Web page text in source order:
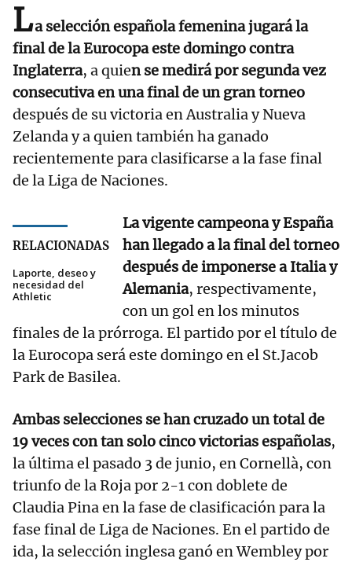
La selección española femenina jugará la
final de la Eurocopa este domingo contra
Inglaterra, a quien se medirá por segunda vez
consecutiva en una final de un gran torneo
después de su victoria en Australia y Nueva
Zelanda y a quien también ha ganado
recientemente para clasificarse a la fase final
de la Liga de Naciones.
RELACIONADAS
Laporte, deseo y
necesidad del
Athletic
La vigente campeona y España
han llegado a la final del torneo
después de imponerse a Italia y
Alemania, respectivamente,
con un gol en los minutos
finales de la prórroga. El partido por el título de
la Eurocopa será este domingo en el St.Jacob
Park de Basilea.
Ambas selecciones se han cruzado un total de
19 veces con tan solo cinco victorias españolas,
la última el pasado 3 de junio, en Cornellà, con
triunfo de la Roja por 2-1 con doblete de
Claudia Pina en la fase de clasificación para la
fase final de Liga de Naciones. En el partido de
ida, la selección inglesa ganó en Wembley por